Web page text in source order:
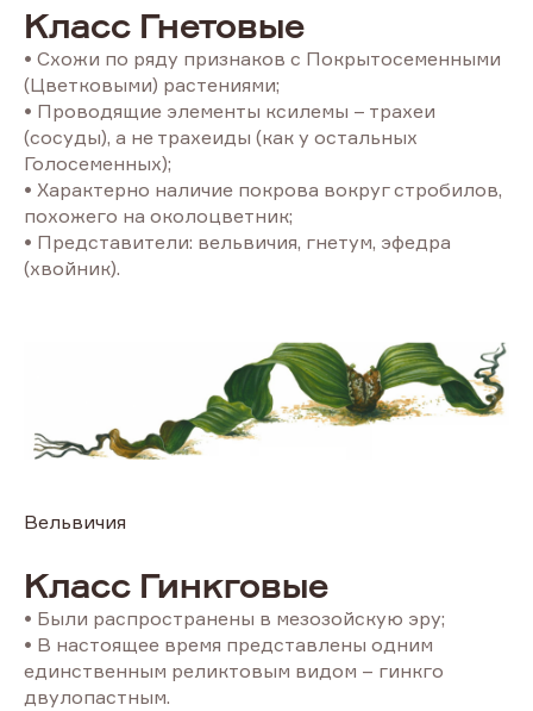
Класс Гнетовые
• Схожи по ряду признаков с Покрытосеменными
(Цветковыми) растениями;
• Проводящие элементы ксилемы – трахеи
(сосуды), а не трахеиды (как у остальных
Голосеменных);
• Характерно наличие покрова вокруг стробилов,
похожего на околоцветник;
• Представители: вельвичия, гнетум, эфедра
(хвойник).
Вельвичия
Класс Гинкговые
• Были распространены в мезозойскую эру;
• В настоящее время представлены одним
единственным реликтовым видом – гинкго
двулопастным.